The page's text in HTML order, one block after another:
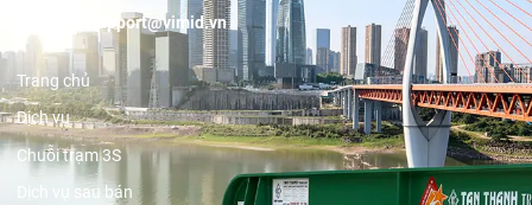
support@vimid.vn
Trang chủ
Dịch vụ
Chuỗi trạm 3S
Dịch vụ sau bán